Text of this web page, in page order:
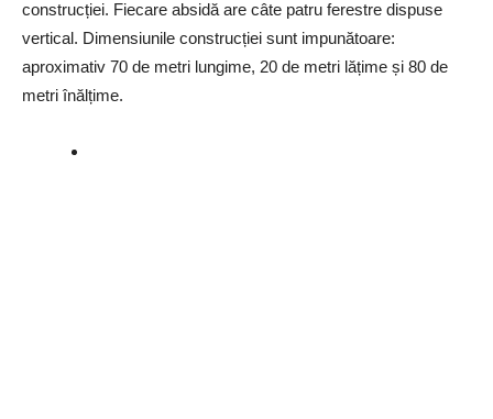
construcției. Fiecare absidă are câte patru ferestre dispuse
vertical. Dimensiunile construcției sunt impunătoare:
aproximativ 70 de metri lungime, 20 de metri lățime și 80 de
metri înălțime.